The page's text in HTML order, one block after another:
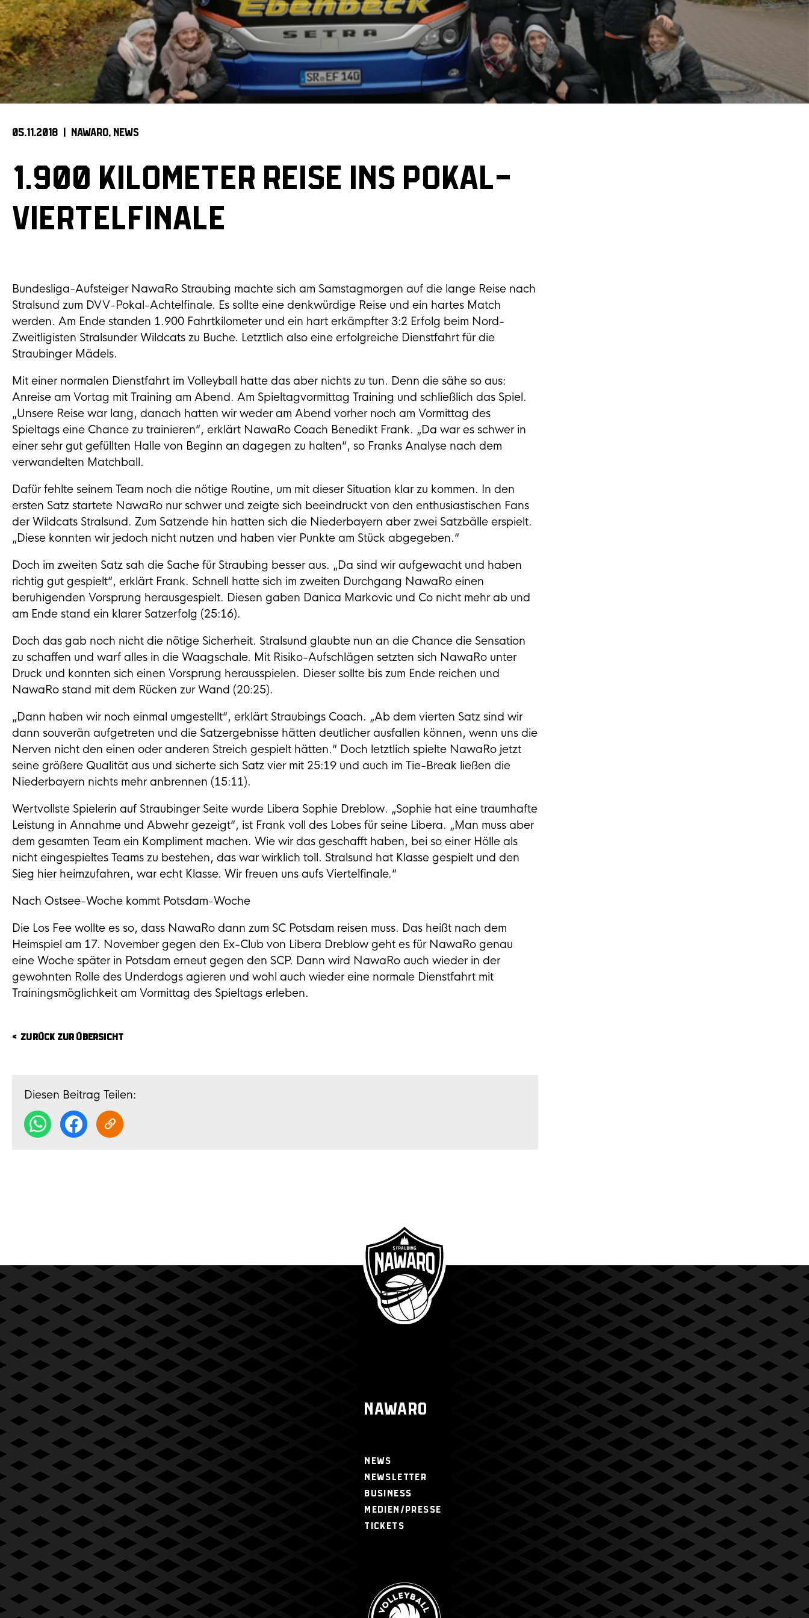
05.11.2018 | NAWARO NEWS
1.900 KILOMETER REISE INS POKAL-
VIERTELFINALE
Bundesliga-Aufsteiger NawaRo Straubing machte sich am Samstagmorgen auf die lange Reise nach
Stralsund zum DVV-Pokal-Achtelfinale. Es sollte eine denkwürdige Reise und ein hartes Match
werden. Am Ende standen 1.900 Fahrtkilometer und ein hart erkämpfter 3:2 Erfolg beim Nord-
Zweitligisten Stralsunder Wildcats zu Buche. Letztlich also eine erfolgreiche Dienstfahrt für die
Straubinger Mädels.
Mit einer normalen Dienstfahrt im Volleyball hatte das aber nichts zu tun. Denn die sähe so aus:
Anreise am Vortag mit Training am Abend. Am Spieltagvormittag Training und schließlich das Spiel.
„Unsere Reise war lang, danach hatten wir weder am Abend vorher noch am Vormittag des
Spieltags eine Chance zu trainieren“, erklärt NawaRo Coach Benedikt Frank. „Da war es schwer in
einer sehr gut gefüllten Halle von Beginn an dagegen zu halten“, so Franks Analyse nach dem
verwandelten Matchball.
Dafür fehlte seinem Team noch die nötige Routine, um mit dieser Situation klar zu kommen. In den
ersten Satz startete NawaRo nur schwer und zeigte sich beeindruckt von den enthusiastischen Fans
der Wildcats Stralsund. Zum Satzende hin hatten sich die Niederbayern aber zwei Satzbälle erspielt.
„Diese konnten wir jedoch nicht nutzen und haben vier Punkte am Stück abgegeben.“
Doch im zweiten Satz sah die Sache für Straubing besser aus. „Da sind wir aufgewacht und haben
richtig gut gespielt“, erklärt Frank. Schnell hatte sich im zweiten Durchgang NawaRo einen
beruhigenden Vorsprung herausgespielt. Diesen gaben Danica Markovic und Co nicht mehr ab und
am Ende stand ein klarer Satzerfolg (25:16).
Doch das gab noch nicht die nötige Sicherheit. Stralsund glaubte nun an die Chance die Sensation
zu schaffen und warf alles in die Waagschale. Mit Risiko-Aufschlägen setzten sich NawaRo unter
Druck und konnten sich einen Vorsprung herausspielen. Dieser sollte bis zum Ende reichen und
NawaRo stand mit dem Rücken zur Wand (20:25).
„Dann haben wir noch einmal umgestellt“, erklärt Straubings Coach. „Ab dem vierten Satz sind wir
dann souverän aufgetreten und die Satzergebnisse hätten deutlicher ausfallen können, wenn uns die
Nerven nicht den einen oder anderen Streich gespielt hätten.“ Doch letztlich spielte NawaRo jetzt
seine größere Qualität aus und sicherte sich Satz vier mit 25:19 und auch im Tie-Break ließen die
Niederbayern nichts mehr anbrennen (15:11).
Wertvollste Spielerin auf Straubinger Seite wurde Libera Sophie Dreblow. „Sophie hat eine traumhafte
Leistung in Annahme und Abwehr gezeigt“, ist Frank voll des Lobes für seine Libera. „Man muss aber
dem gesamten Team ein Kompliment machen. Wie wir das geschafft haben, bei so einer Hölle als
nicht eingespieltes Teams zu bestehen, das war wirklich toll. Stralsund hat Klasse gespielt und den
Sieg hier heimzufahren, war echt Klasse. Wir freuen uns aufs Viertelfinale.“
Nach Ostsee-Woche kommt Potsdam-Woche
Die Los Fee wollte es so, dass NawaRo dann zum SC Potsdam reisen muss. Das heißt nach dem
Heimspiel am 17. November gegen den Ex-Club von Libera Dreblow geht es für NawaRo genau
eine Woche später in Potsdam erneut gegen den SCP. Dann wird NawaRo auch wieder in der
gewohnten Rolle des Underdogs agieren und wohl auch wieder eine normale Dienstfahrt mit
Trainingsmöglichkeit am Vormittag des Spieltags erleben.
ZURÜCK ZUR ÜBERSICHT
Diesen Beitrag Teilen:
NAWARO
NEWS
NEWSLETTER
BUSINESS
MEDIEN/PRESSE
TICKETS